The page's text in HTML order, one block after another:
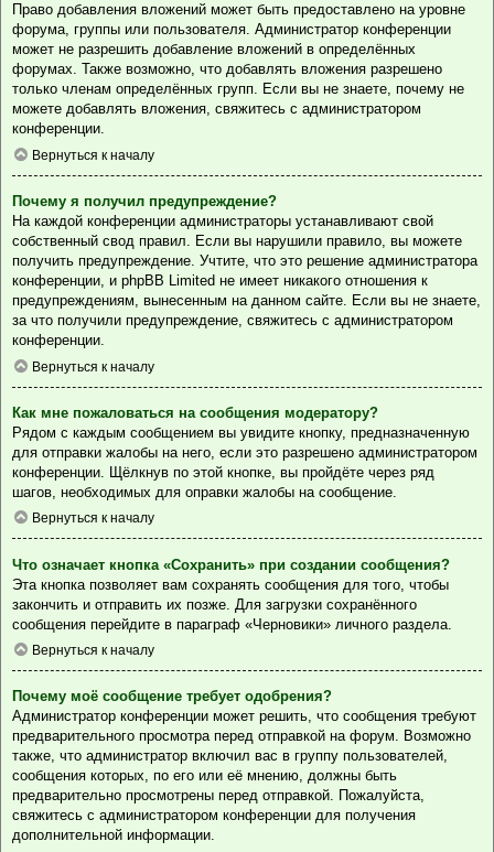
Право добавления вложений может быть предоставлено на уровне
форума, группы или пользователя. Администратор конференции
может не разрешить добавление вложений в определённых
форумах. Также возможно, что добавлять вложения разрешено
только членам определённых групп. Если вы не знаете, почему не
можете добавлять вложения, свяжитесь с администратором
конференции.
Вернуться к началу
Почему я получил предупреждение?
На каждой конференции администраторы устанавливают свой
собственный свод правил. Если вы нарушили правило, вы можете
получить предупреждение. Учтите, что это решение администратора
конференции, и phpBB Limited не имеет никакого отношения к
предупреждениям, вынесенным на данном сайте. Если вы не знаете,
за что получили предупреждение, свяжитесь с администратором
конференции.
Вернуться к началу
Как мне пожаловаться на сообщения модератору?
Рядом с каждым сообщением вы увидите кнопку, предназначенную
для отправки жалобы на него, если это разрешено администратором
конференции. Щёлкнув по этой кнопке, вы пройдёте через ряд
шагов, необходимых для оправки жалобы на сообщение.
Вернуться к началу
Что означает кнопка «Сохранить» при создании сообщения?
Эта кнопка позволяет вам сохранять сообщения для того, чтобы
закончить и отправить их позже. Для загрузки сохранённого
сообщения перейдите в параграф «Черновики» личного раздела.
Вернуться к началу
Почему моё сообщение требует одобрения?
Администратор конференции может решить, что сообщения требуют
предварительного просмотра перед отправкой на форум. Возможно
также, что администратор включил вас в группу пользователей,
сообщения которых, по его или её мнению, должны быть
предварительно просмотрены перед отправкой. Пожалуйста,
свяжитесь с администратором конференции для получения
дополнительной информации.